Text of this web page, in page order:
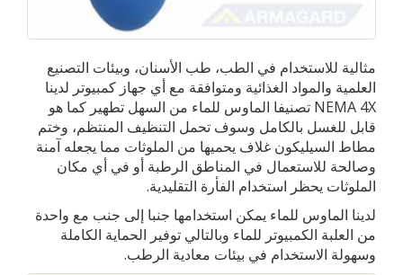
مثالية للاستخدام في الطب، طب الأسنان، وبيئات التصنيع
العلمية والمواد الغذائية ومتوافقة مع أي جهاز كمبيوتر لدينا
NEMA 4X تصنيفا الماوس للماء من السهل تطهير كما هو
قابل للغسل بالكامل وسوف تحمل التنظيف المنتظم، وختم
مطاط السيليكون غلاف يحميها من الملوثات مما يجعله آمنة
وصالحة للاستعمال في المناطق الرطبة أو في أي مكان
الملوثات يحظر استخدام الفأرة التقليدية.
لدينا الماوس للماء يمكن استخدامها جنبا إلى جنب مع واحدة
من العلبة الكمبيوتر للماء وبالتالي توفير الحماية الكاملة
وسهولة الاستخدام في بيئات معادية الرطب.